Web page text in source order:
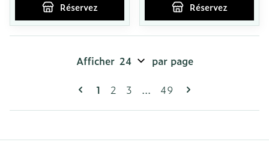
Réservez Réservez
Vous lisez actuellement la page
1 Page
2 Page
3 ... Page
49
Afficher par page